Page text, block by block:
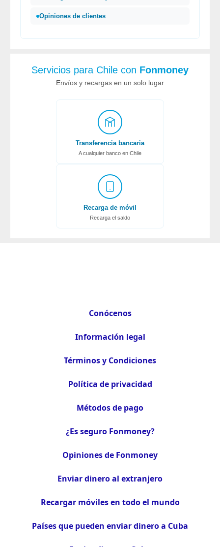
Opiniones de clientes
Servicios para Chile con Fonmoney
Envíos y recargas en un solo lugar
Transferencia bancaria
A cualquier banco en Chile
Recarga de móvil
Recarga el saldo
Conócenos
Información legal
Términos y Condiciones
Política de privacidad
Métodos de pago
¿Es seguro Fonmoney?
Opiniones de Fonmoney
Enviar dinero al extranjero
Recargar móviles en todo el mundo
Países que pueden enviar dinero a Cuba